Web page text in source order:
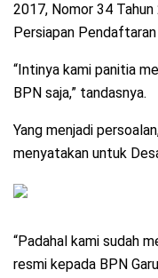
2017, Nomor 34
Persiapan
“Intinya kami panitia
BPN saja,” tandasnya.
Yang menjadi
menyatakan untuk
“Padahal kami sudah
resmi kepada BPN